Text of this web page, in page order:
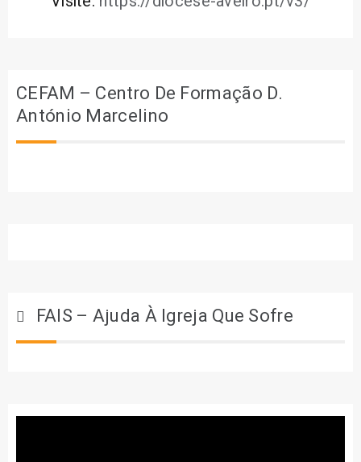
CEFAM – Centro De Formação D.
António Marcelino
FAIS – Ajuda À Igreja Que Sofre